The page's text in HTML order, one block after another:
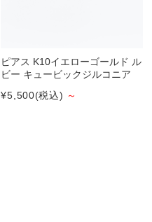
ピアス K10イエローゴールド ル
ビー キュービックジルコニア
¥5,500(税込) ～